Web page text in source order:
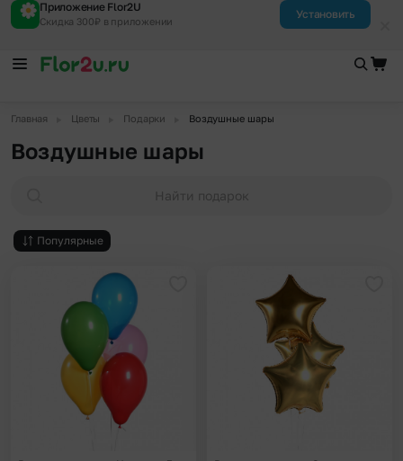
Приложение Flor2U
Скидка 300₽ в приложении
Установить
Главная Цветы Подарки Воздушные шары
Воздушные шары
Найти подарок
Популярные
Добавить в избранное